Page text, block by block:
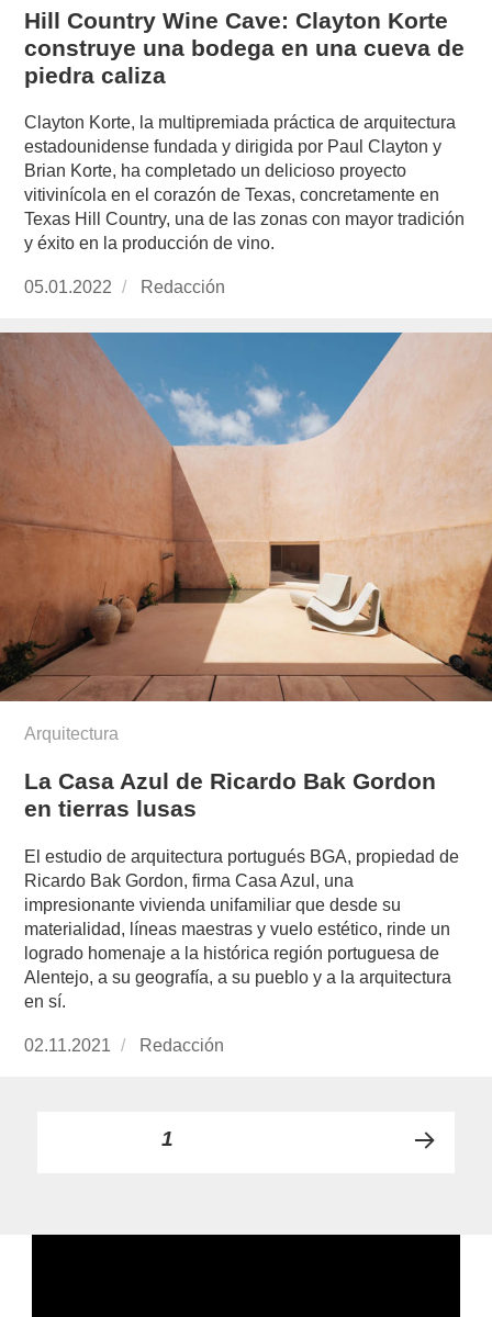
Hill Country Wine Cave: Clayton Korte
construye una bodega en una cueva de
piedra caliza
Clayton Korte, la multipremiada práctica de arquitectura
estadounidense fundada y dirigida por Paul Clayton y
Brian Korte, ha completado un delicioso proyecto
vitivinícola en el corazón de Texas, concretamente en
Texas Hill Country, una de las zonas con mayor tradición
y éxito en la producción de vino.
Publicado
05.01.2022 https://www.experimenta.es/author/redaccion/
Redacción
Arquitectura
La Casa Azul de Ricardo Bak Gordon
en tierras lusas
El estudio de arquitectura portugués BGA, propiedad de
Ricardo Bak Gordon, firma Casa Azul, una
impresionante vivienda unifamiliar que desde su
materialidad, líneas maestras y vuelo estético, rinde un
logrado homenaje a la histórica región portuguesa de
Alentejo, a su geografía, a su pueblo y a la arquitectura
en sí.
Publicado
02.11.2021 https://www.experimenta.es/author/redaccion/
Redacción
Paginación
entradas
PÁGINA1